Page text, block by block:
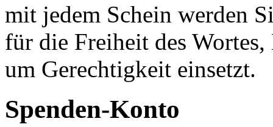
mit jedem Schein werden
für die Freiheit des
um Gerechtigkeit einsetzt.
Spenden-Konto